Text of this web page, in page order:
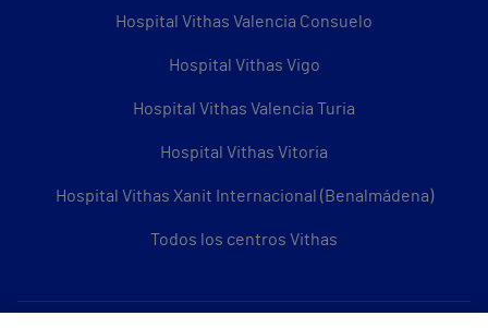
Hospital Vithas Valencia Consuelo
Hospital Vithas Vigo
Hospital Vithas Valencia Turia
Hospital Vithas Vitoria
Hospital Vithas Xanit Internacional (Benalmádena)
Todos los centros Vithas